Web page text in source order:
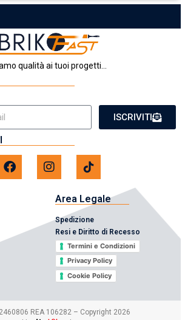
qualità ai tuoi progetti...
ISCRIVITI
Area Legale
Spedizione
Resi e Diritto di Recesso
Termini e Condizioni
Privacy Policy
Cookie Policy
REA 106282 – Copyright 2026